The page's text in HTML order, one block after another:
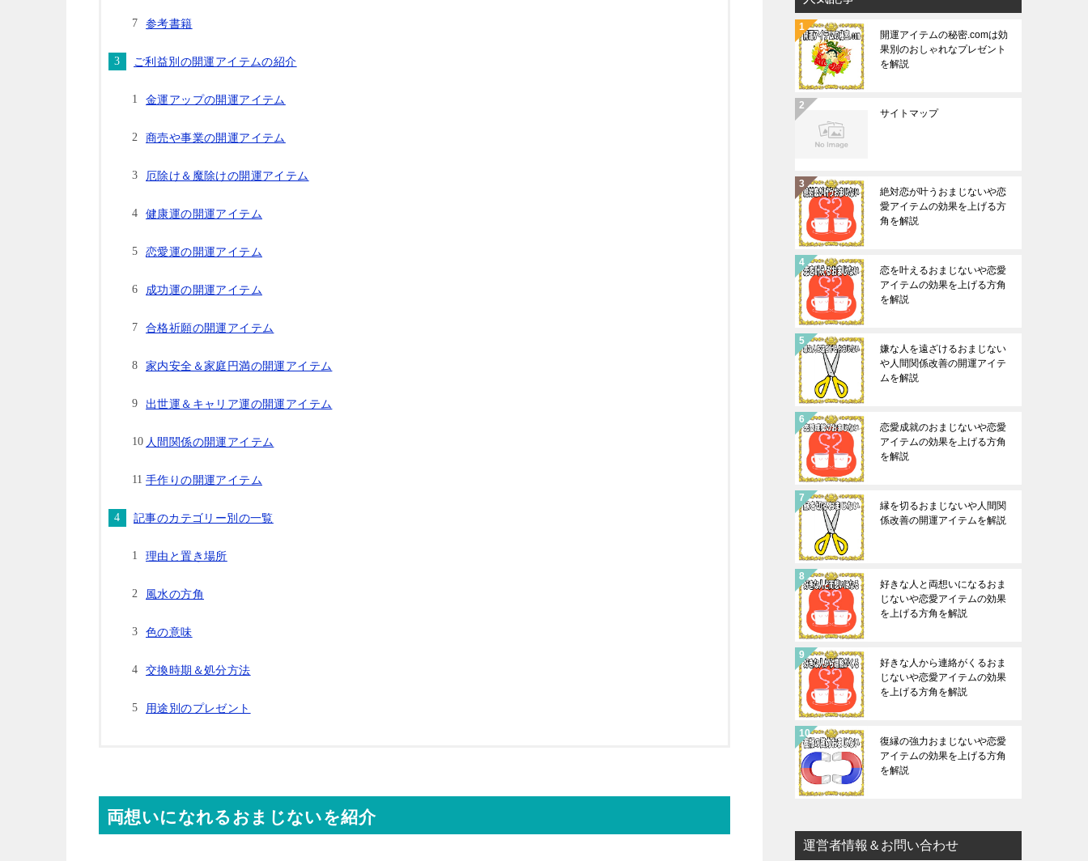
参考書籍
ご利益別の開運アイテムの紹介
金運アップの開運アイテム
商売や事業の開運アイテム
厄除け＆魔除けの開運アイテム
健康運の開運アイテム
恋愛運の開運アイテム
成功運の開運アイテム
合格祈願の開運アイテム
家内安全＆家庭円満の開運アイテム
出世運＆キャリア運の開運アイテム
人間関係の開運アイテム
手作りの開運アイテム
記事のカテゴリー別の一覧
理由と置き場所
風水の方角
色の意味
交換時期＆処分方法
用途別のプレゼント
両想いになれるおまじないを紹介
開運アイテムの秘密.comは効
果別のおしゃれなプレゼント
を解説
サイトマップ
絶対恋が叶うおまじないや恋
愛アイテムの効果を上げる方
角を解説
恋を叶えるおまじないや恋愛
アイテムの効果を上げる方角
を解説
嫌な人を遠ざけるおまじない
や人間関係改善の開運アイテ
ムを解説
恋愛成就のおまじないや恋愛
アイテムの効果を上げる方角
を解説
縁を切るおまじないや人間関
係改善の開運アイテムを解説
好きな人と両想いになるおま
じないや恋愛アイテムの効果
を上げる方角を解説
好きな人から連絡がくるおま
じないや恋愛アイテムの効果
を上げる方角を解説
復縁の強力おまじないや恋愛
アイテムの効果を上げる方角
を解説
運営者情報＆お問い合わせ